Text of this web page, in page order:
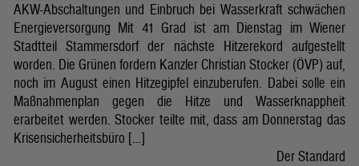
AKW-Abschaltungen und Einbruch bei Wasserkraft schwächen
Energieversorgung Mit 41 Grad ist am Dienstag im Wiener
Stadtteil Stammersdorf der nächste Hitzerekord aufgestellt
worden. Die Grünen fordern Kanzler Christian Stocker (ÖVP) auf,
noch im August einen Hitzegipfel einzuberufen. Dabei solle ein
Maßnahmenplan gegen die Hitze und Wasserknappheit
erarbeitet werden. Stocker teilte mit, dass am Donnerstag das
Krisensicherheitsbüro […]
Der Standard